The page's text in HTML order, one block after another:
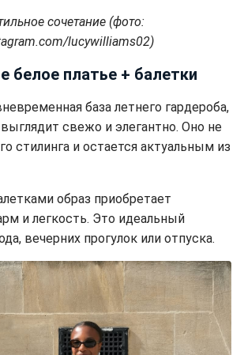
сочетание (фото:
lucywilliams02)
белое платье + балетки
база летнего гардероба,
свежо и элегантно. Оно не
стилинга и остается актуальным из
образ приобретает
и легкость. Это идеальный
вечерних прогулок или отпуска.